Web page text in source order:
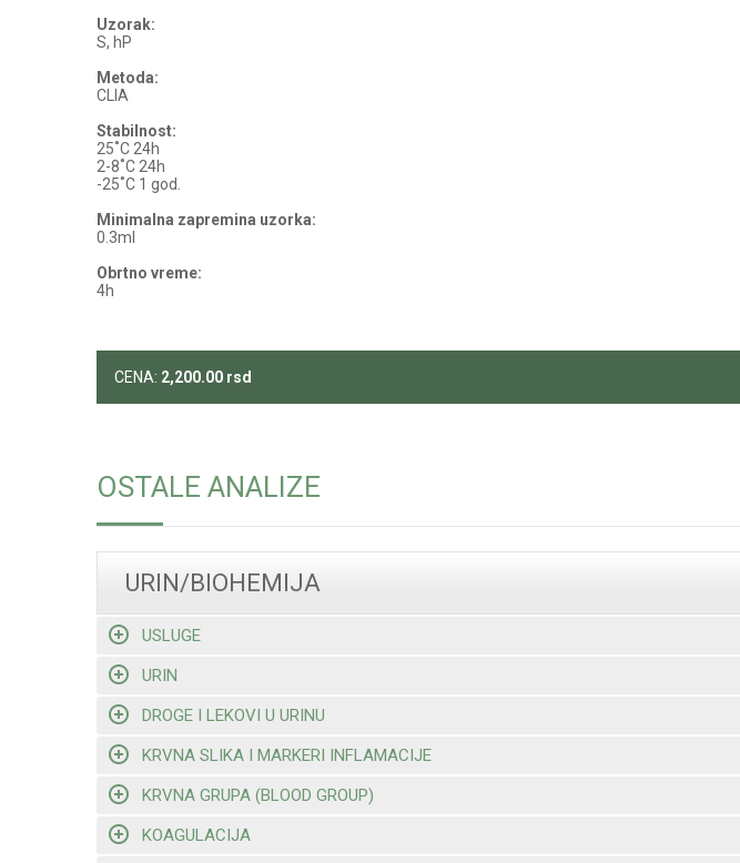
Uzorak:
S, hP
Metoda:
CLIA
Stabilnost:
25˚C 24h
2-8˚C 24h
-25˚C 1 god.
Minimalna zapremina uzorka:
0.3ml
Obrtno vreme:
4h
CENA: 2,200.00 rsd
OSTALE ANALIZE
URIN/BIOHEMIJA
USLUGE
URIN
DROGE I LEKOVI U URINU
KRVNA SLIKA I MARKERI INFLAMACIJE
KRVNA GRUPA (BLOOD GROUP)
KOAGULACIJA